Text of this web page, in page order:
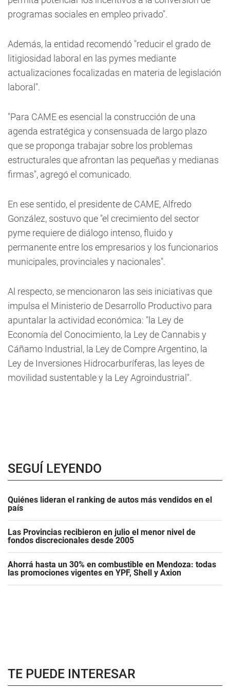
programas sociales en empleo privado".
Además, la entidad recomendó "reducir el grado de
litigiosidad laboral en las pymes mediante
actualizaciones focalizadas en materia de legislación
laboral".
"Para CAME es esencial la construcción de una
agenda estratégica y consensuada de largo plazo
que se proponga trabajar sobre los problemas
estructurales que afrontan las pequeñas y medianas
firmas", agregó el comunicado.
En ese sentido, el presidente de CAME, Alfredo
González, sostuvo que "el crecimiento del sector
pyme requiere de diálogo intenso, fluido y
permanente entre los empresarios y los funcionarios
municipales, provinciales y nacionales".
Al respecto, se mencionaron las seis iniciativas que
impulsa el Ministerio de Desarrollo Productivo para
apuntalar la actividad económica: "la Ley de
Economía del Conocimiento, la Ley de Cannabis y
Cáñamo Industrial, la Ley de Compre Argentino, la
Ley de Inversiones Hidrocarburíferas, las leyes de
movilidad sustentable y la Ley Agroindustrial".
SEGUÍ LEYENDO
Quiénes lideran el ranking de autos más vendidos en el
país
Las Provincias recibieron en julio el menor nivel de
fondos discrecionales desde 2005
Ahorrá hasta un 30% en combustible en Mendoza: todas
las promociones vigentes en YPF, Shell y Axion
TE PUEDE INTERESAR